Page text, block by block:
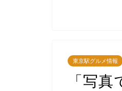
東京駅グルメ情報
「写